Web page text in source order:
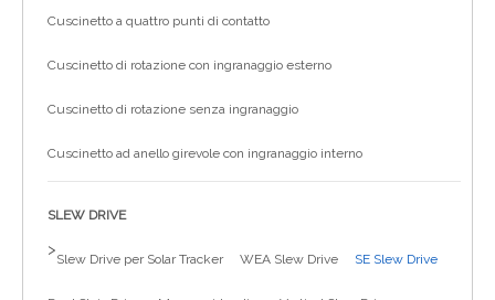
Cuscinetto a quattro punti di contatto
Cuscinetto di rotazione con ingranaggio esterno
Cuscinetto di rotazione senza ingranaggio
Cuscinetto ad anello girevole con ingranaggio interno
SLEW DRIVE
>
Slew Drive per Solar Tracker WEA Slew Drive SE Slew Drive